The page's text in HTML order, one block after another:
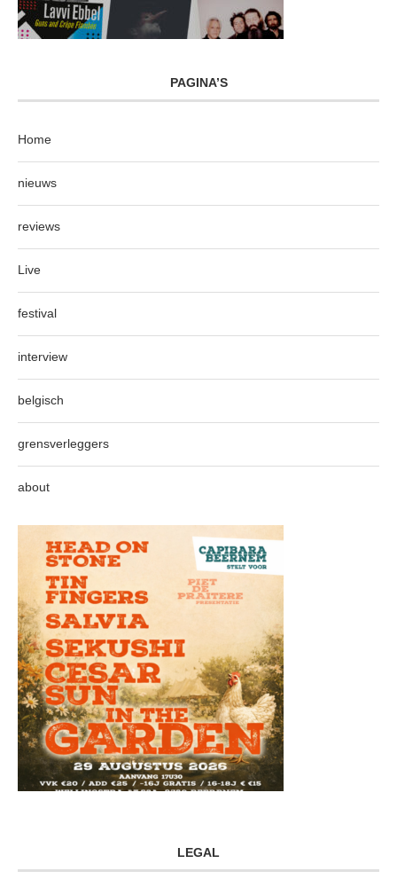
PAGINA’S
Home
nieuws
reviews
Live
festival
interview
belgisch
grensverleggers
about
LEGAL